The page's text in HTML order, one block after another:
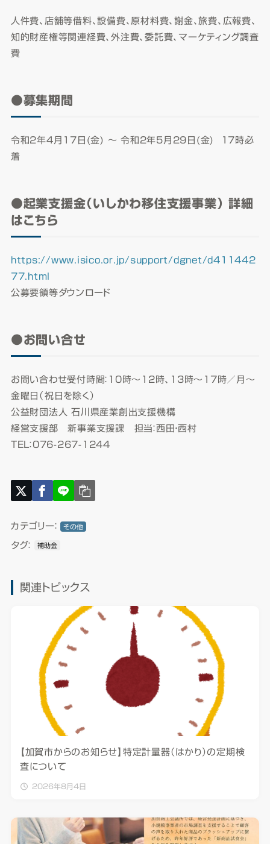
​人件費、店舗等借料、設備費、原材料費、謝金、旅費、広報費、
知的財産権等関連経費、外注費、委託費、マーケティング調査
費
●募集期間
令和2年4月17日(金) ～ 令和2年5月29日(金) 17時必
着
●起業支援金（いしかわ移住支援事業） 詳細
はこちら
https://www.isico.or.jp/support/dgnet/d411442
77.html
公募要領等ダウンロード
●お問い合せ
お問い合わせ受付時間：10時～12時、13時～17時／月～
金曜日（祝日を除く）
公益財団法人 石川県産業創出支援機構
経営支援部 新事業支援課 担当：西田・西村
TEL：076-267-1244
カテゴリー： その他
タグ： 補助金
関連トピックス
【加賀市からのお知らせ】特定計量器（はかり）の定期検
査について
2026年8月4日